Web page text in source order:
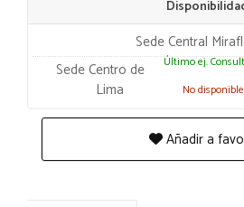
Sede Central
Último ej.
Sede Centro de
Lima
No
Añadir a